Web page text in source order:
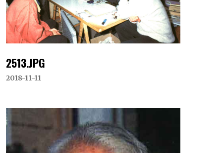
2513.JPG
2018-11-11